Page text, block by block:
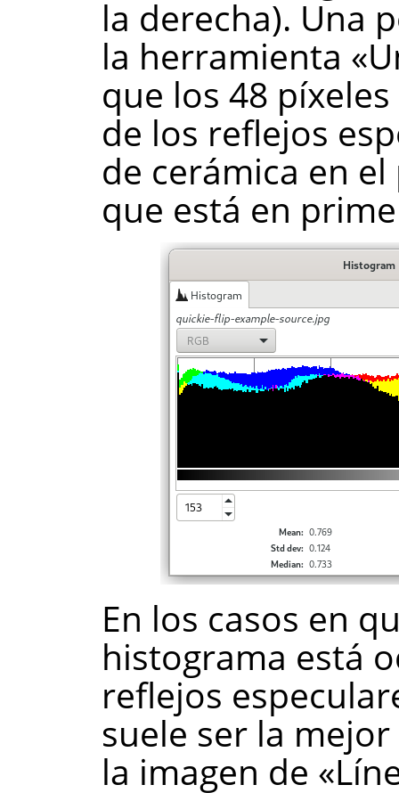
la derecha). Una
la herramienta
que los 48
de los reflejos
de cerámica en
que está en
En los casos en
histograma está
reflejos
suele ser la
la imagen de